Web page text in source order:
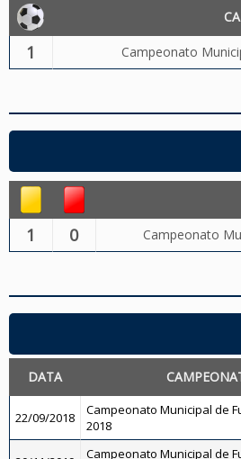
1 Campeonato
1 0 Campeonato
DATA
22/09/2018
Campeonato Municipal de
2018
Campeonato Municipal de